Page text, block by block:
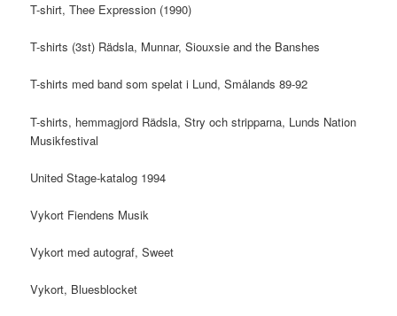
T-shirt, Thee Expression (1990)
T-shirts (3st) Rädsla, Munnar, Siouxsie and the Banshes
T-shirts med band som spelat i Lund, Smålands 89-92
T-shirts, hemmagjord Rädsla, Stry och stripparna, Lunds Nation
Musikfestival
United Stage-katalog 1994
Vykort Fiendens Musik
Vykort med autograf, Sweet
Vykort, Bluesblocket